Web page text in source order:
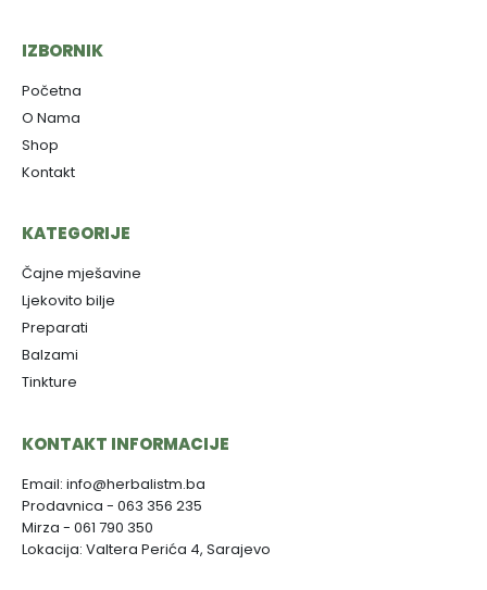
IZBORNIK
Početna
O Nama
Shop
Kontakt
KATEGORIJE
Čajne mješavine
Ljekovito bilje
Preparati
Balzami
Tinkture
KONTAKT INFORMACIJE
Email: info@herbalistm.ba
Prodavnica - 063 356 235
Mirza - 061 790 350
Lokacija: Valtera Perića 4, Sarajevo